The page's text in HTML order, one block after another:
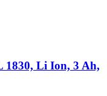
Li Ion, 3 Ah,